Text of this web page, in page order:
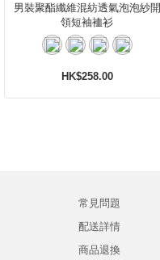
男裝聚酯纖維混紡透氣泡泡紗開
領短袖裇衫
HK$258.00
常見問題
配送詳情
商品退換